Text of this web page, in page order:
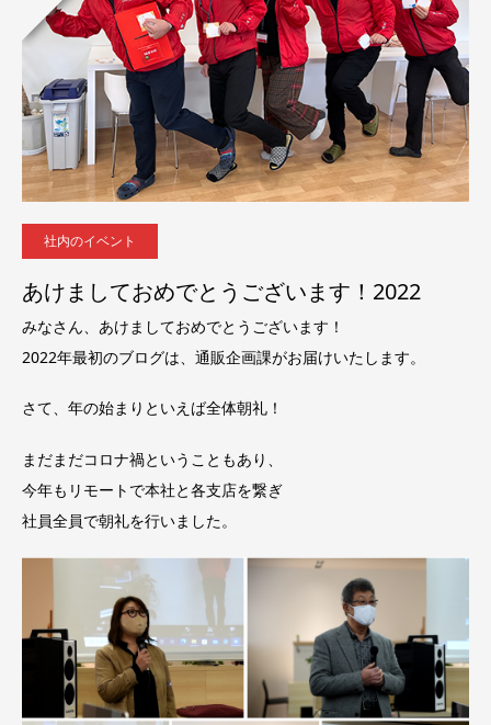
社内のイベント
あけましておめでとうございます！2022
みなさん、あけましておめでとうございます！
2022年最初のブログは、通販企画課がお届けいたします。
さて、年の始まりといえば全体朝礼！
まだまだコロナ禍ということもあり、
今年もリモートで本社と各支店を繋ぎ
社員全員で朝礼を行いました。